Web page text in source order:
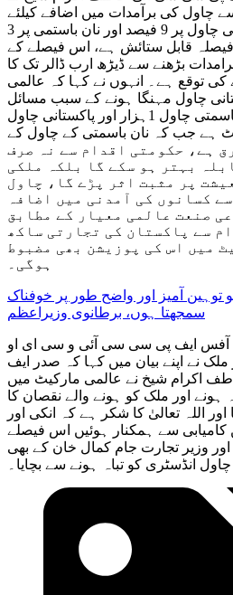
کی برآمدات میں اضافے کیلئے
برآمد کندگان کو باستمی چاول پر 9 فیصد اور نان باستمی پر 3
فیصلہ قابل ستائش ہے، اس فیصلے کے
بڑھنے سے ڈیڑھ ارب ڈالر تک کا
کی توقع ہے۔ انہوں نے کہا کہ عالمی
چاول مہنگا ہونے کے سبب مسائل
کا سامنا تھا، ابھی بھارتی باسمتی چاول 1ہزار اور پاکستانی چاول
ریٹ ہے جب کہ نان باسمتی کے چاول کے
کا فرق ہے، حکومتی اقدام سے نہ صرف
بہتر ہو سکے گا بلکہ ملکی
پر مثبت اثر پڑے گا، چاول
کسانوں کی آمدنی میں اضافہ
صنعت عالمی معیار کے مطابق
سے پاکستان کی تجارتی ساکھ
میں اس کی پوزیشن بھی مضبوط
ہوگی۔
آمیز اور واضح طور پر خوفناک
سمجھتا ہوں، برطانوی وزیراعظم
آفس ایف پی سی سی آئی و سی ای او
نے اپنے بیان میں کہا کہ صدر ایف
اکرام شیخ نے عالمی مارکیٹ میں
ہونے اور ملک کو ہونے والے نقصان کا
اور اللہ تعالیٰ کا شکر ہے کہ انکی اور
سے ہمکنار ہوئیں اس فیصلے
وزیر تجارت جام کمال خان کے بھی
انڈسٹری کو تباہ ہونے سے بچایا۔